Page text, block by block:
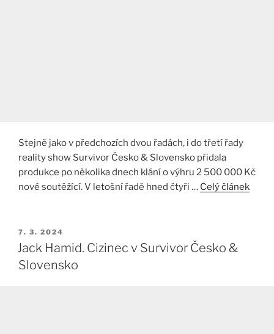
Stejně jako v předchozích dvou řadách, i do třetí řady
reality show Survivor Česko & Slovensko přidala
produkce po několika dnech klání o výhru 2 500 000 Kč
nové soutěžící. V letošní řadě hned čtyři … Celý článek
PUBLIKOVÁNO
7. 3. 2024
Jack Hamid. Cizinec v Survivor Česko &
Slovensko